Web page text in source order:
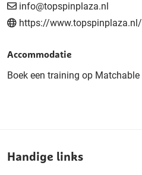
info@topspinplaza.nl
https://www.topspinplaza.nl/
Accommodatie
Boek een training op Matchable
Handige links